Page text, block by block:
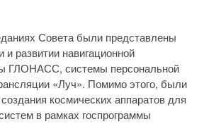
Совета были представлены
развитии навигационной
ГЛОНАСС, системы персональной
«Луч». Помимо этого, были
космических аппаратов для
в рамках госпрограммы